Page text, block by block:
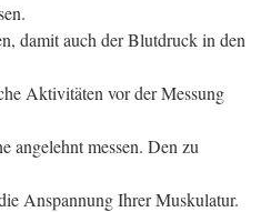
damit auch der Blutdruck in den
Aktivitäten vor der Messung
angelehnt messen. Den zu
Anspannung Ihrer Muskulatur.